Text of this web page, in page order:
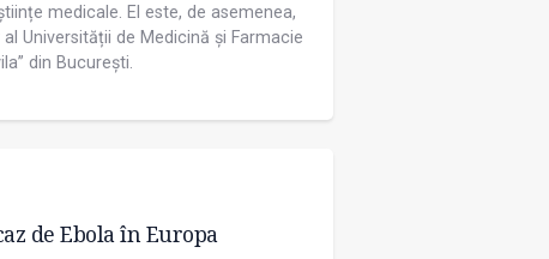
medicale. El este, de asemenea,
Universității de Medicină și Farmacie
din București.
de Ebola în Europa